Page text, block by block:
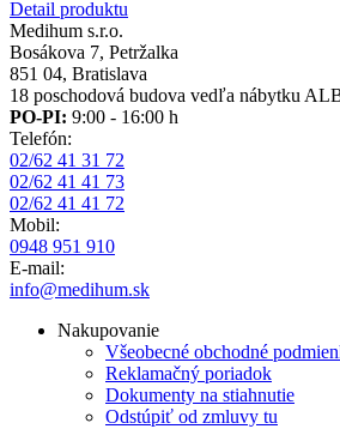
Detail produktu
Medihum s.r.o.
Bosákova 7, Petržalka
851 04, Bratislava
18 poschodová budova vedľa nábytku
PO-PI: 9:00 - 16:00 h
Telefón:
02/62 41 31 72
02/62 41 41 73
02/62 41 41 72
Mobil:
0948 951 910
E-mail:
info@medihum.sk
Nakupovanie
Všeobecné obchodné
Reklamačný poriadok
Dokumenty na stiahnutie
Odstúpiť od zmluvy tu